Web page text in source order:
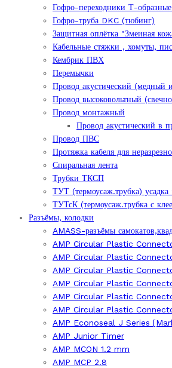
Гофро-переходники Т-
Гофро-труба DKC (тюбинг)
Защитная оплётка "Змеиная
Кабельные стяжки , хомуты,
Кембрик ПВХ
Перемычки
Провод акустический (медный
Провод высоковольтный
Провод монтажный
Провод акустический в
Провод ПВС
Протяжка кабеля для
Спиральная лента
Трубки ТКСП
ТУТ (термоусаж.трубка) усадка
ТУТсК (термоусаж.трубка с
Разъёмы, колодки
AMASS-разъёмы
AMP Circular Plastic
AMP Circular Plastic
AMP Circular Plastic
AMP Circular Plastic
AMP Circular Plastic
AMP Circular Plastic
AMP Econoseal J Series
AMP Junior Timer
AMP MCON 1.2 mm
AMP MCP 2.8